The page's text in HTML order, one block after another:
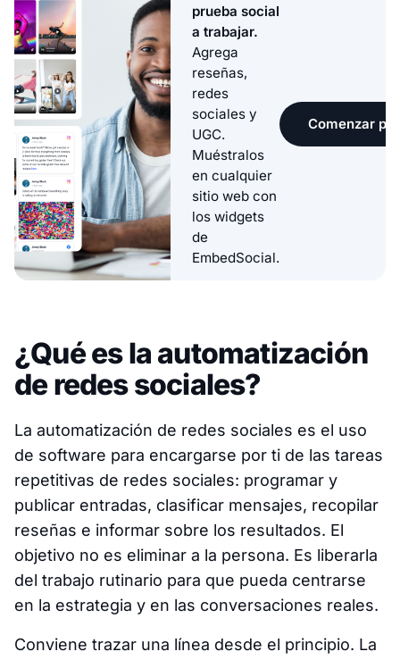
prueba social
a trabajar.
Agrega
reseñas,
redes
sociales y
UGC.
Muéstralos
en cualquier
sitio web con
los widgets
de
EmbedSocial.
Comenzar
¿Qué es la automatización
de redes sociales?
La automatización de redes sociales es el uso
de software para encargarse por ti de las tareas
repetitivas de redes sociales: programar y
publicar entradas, clasificar mensajes, recopilar
reseñas e informar sobre los resultados. El
objetivo no es eliminar a la persona. Es liberarla
del trabajo rutinario para que pueda centrarse
en la estrategia y en las conversaciones reales.
Conviene trazar una línea desde el principio. La